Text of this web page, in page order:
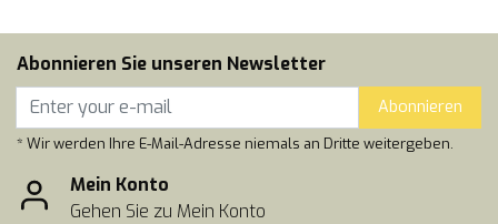
Abonnieren Sie unseren Newsletter
Abonnieren
* Wir werden Ihre E-Mail-Adresse niemals an Dritte weitergeben.
Mein Konto
Gehen Sie zu Mein Konto